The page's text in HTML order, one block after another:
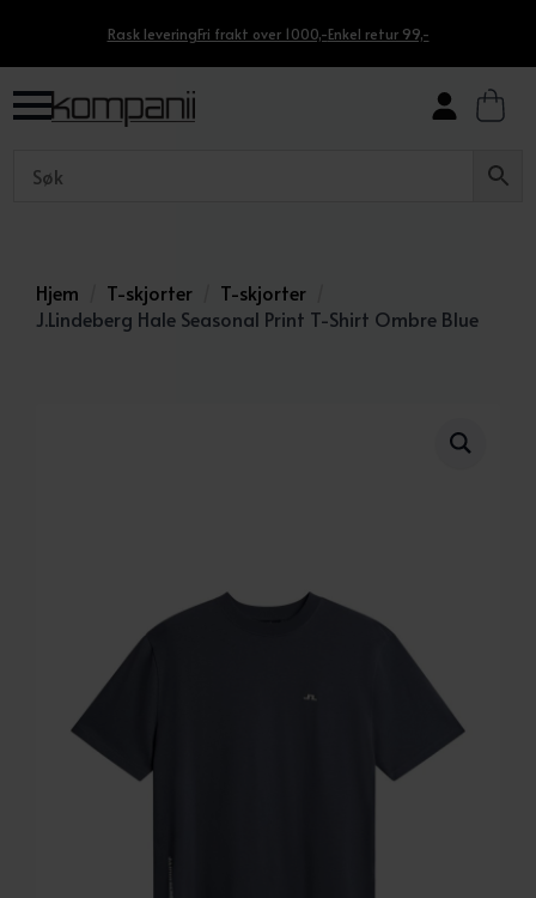
Rask leveringFri frakt over 1000,-Enkel retur 99,-
Hjem T-skjorter
T-skjorter
J.Lindeberg Hale Seasonal Print T-Shirt Ombre Blue